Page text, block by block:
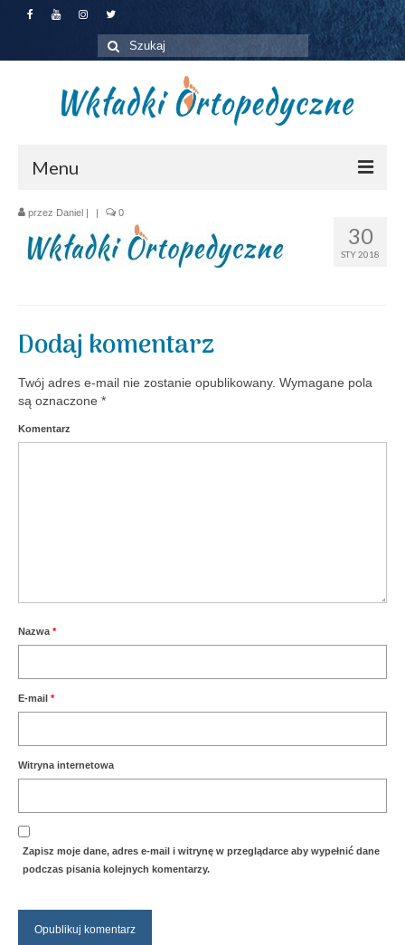
Szuklaj
w:
Menu
Jakie wkładki wybrać?
Dla pacjentów
O nas
Kontakt
Aktualności
30
STY 2018
przez Daniel | | 0
Dodaj komentarz
Twój adres e-mail nie zostanie opublikowany. Wymagane pola
są oznaczone *
Komentarz
Nazwa *
E-mail *
Witryna internetowa
Zapisz moje dane, adres e-mail i witrynę w przeglądarce aby wypełnić dane
podczas pisania kolejnych komentarzy.